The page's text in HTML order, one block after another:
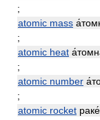
;
atomic mass
;
atomic heat
;
atomic number
;
atomic rocket